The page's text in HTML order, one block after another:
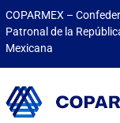
COPARMEX –
Patronal de la
Mexicana